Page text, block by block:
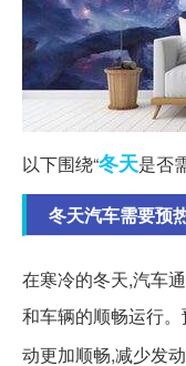
以下围绕“冬天是否
冬天汽车需要预
在寒冷的冬天,汽车
和车辆的顺畅运行
动更加顺畅,减少发